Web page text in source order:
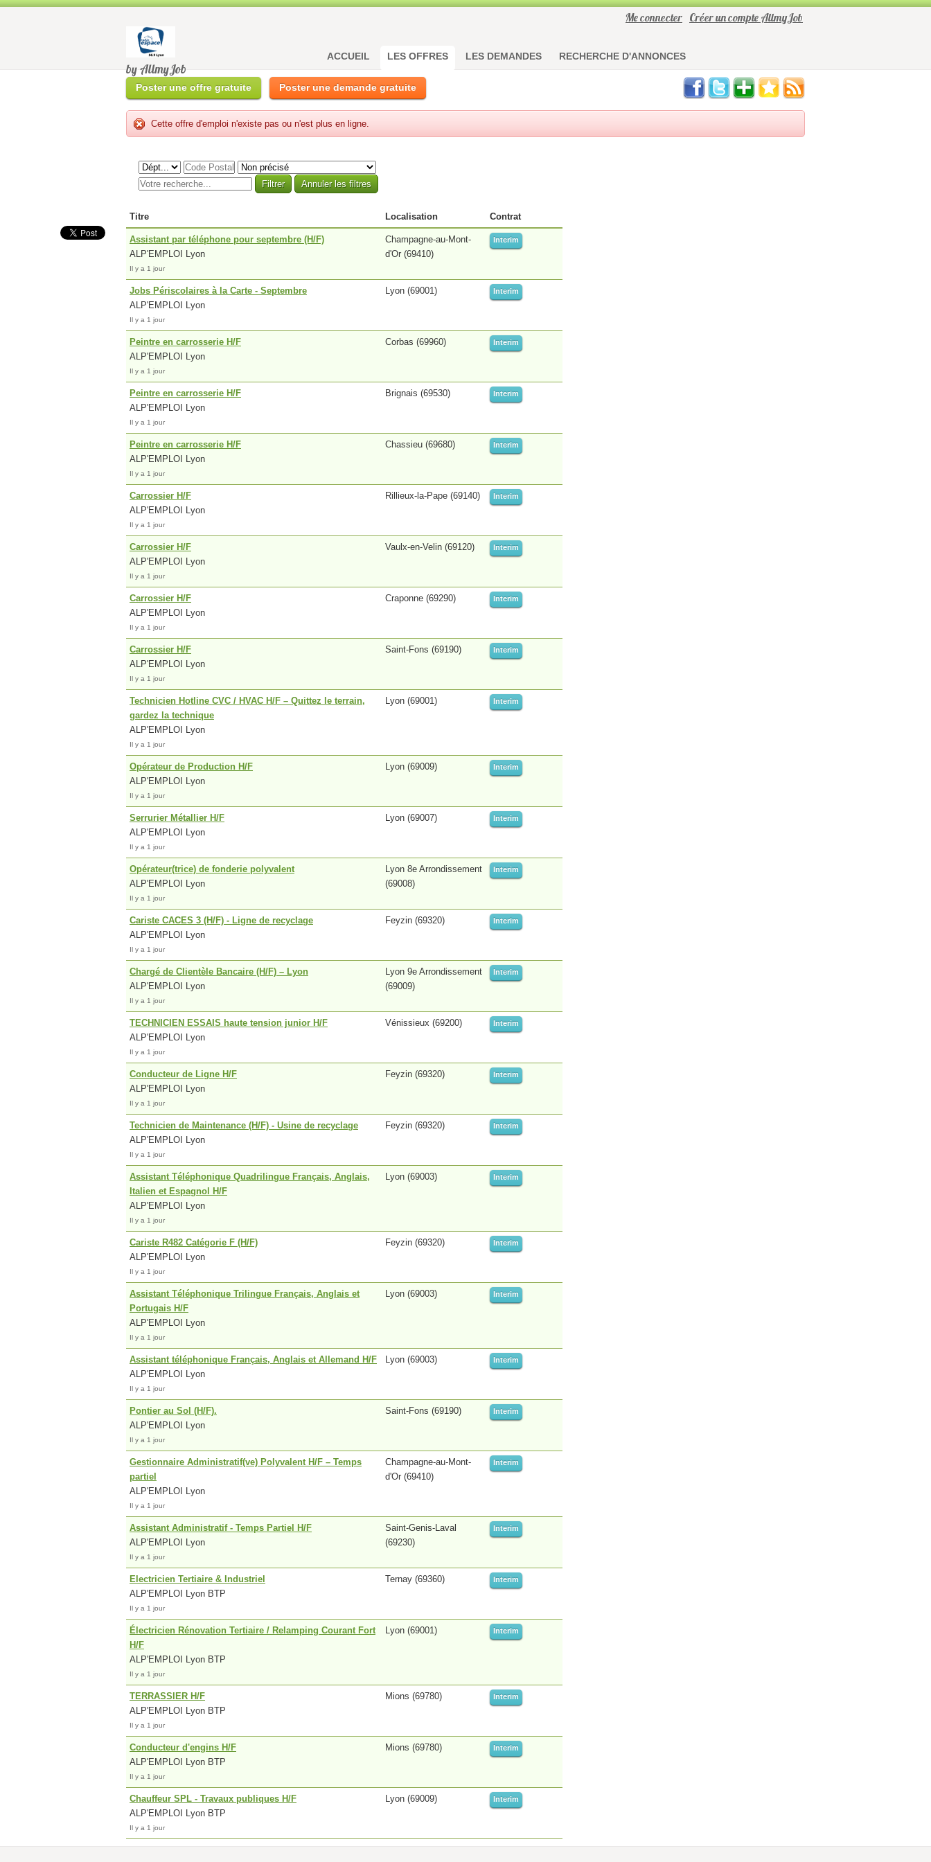
by AllmyJob
Me connecter Créer un compte AllmyJob
ACCUEIL LES OFFRES LES DEMANDES RECHERCHE D'ANNONCES
Poster une offre gratuite Poster une demande gratuite
Cette offre d'emploi n'existe pas ou n'est plus en ligne.
Titre Localisation Contrat
Assistant par téléphone pour septembre (H/F)
ALP'EMPLOI Lyon
Il y a 1 jour
Champagne-au-Mont-
d'Or (69410)
Interim
Jobs Périscolaires à la Carte - Septembre
ALP'EMPLOI Lyon
Il y a 1 jour
Lyon (69001) Interim
Peintre en carrosserie H/F
ALP'EMPLOI Lyon
Il y a 1 jour
Corbas (69960) Interim
Peintre en carrosserie H/F
ALP'EMPLOI Lyon
Il y a 1 jour
Brignais (69530) Interim
Peintre en carrosserie H/F
ALP'EMPLOI Lyon
Il y a 1 jour
Chassieu (69680) Interim
Carrossier H/F
ALP'EMPLOI Lyon
Il y a 1 jour
Rillieux-la-Pape (69140) Interim
Carrossier H/F
ALP'EMPLOI Lyon
Il y a 1 jour
Vaulx-en-Velin (69120) Interim
Carrossier H/F
ALP'EMPLOI Lyon
Il y a 1 jour
Craponne (69290) Interim
Carrossier H/F
ALP'EMPLOI Lyon
Il y a 1 jour
Saint-Fons (69190) Interim
Technicien Hotline CVC / HVAC H/F – Quittez le terrain,
gardez la technique
ALP'EMPLOI Lyon
Il y a 1 jour
Lyon (69001) Interim
Opérateur de Production H/F
ALP'EMPLOI Lyon
Il y a 1 jour
Lyon (69009) Interim
Serrurier Métallier H/F
ALP'EMPLOI Lyon
Il y a 1 jour
Lyon (69007) Interim
Opérateur(trice) de fonderie polyvalent
ALP'EMPLOI Lyon
Il y a 1 jour
Lyon 8e Arrondissement
(69008)
Interim
Cariste CACES 3 (H/F) - Ligne de recyclage
ALP'EMPLOI Lyon
Il y a 1 jour
Feyzin (69320) Interim
Chargé de Clientèle Bancaire (H/F) – Lyon
ALP'EMPLOI Lyon
Il y a 1 jour
Lyon 9e Arrondissement
(69009)
Interim
TECHNICIEN ESSAIS haute tension junior H/F
ALP'EMPLOI Lyon
Il y a 1 jour
Vénissieux (69200) Interim
Conducteur de Ligne H/F
ALP'EMPLOI Lyon
Il y a 1 jour
Feyzin (69320) Interim
Technicien de Maintenance (H/F) - Usine de recyclage
ALP'EMPLOI Lyon
Il y a 1 jour
Feyzin (69320) Interim
Assistant Téléphonique Quadrilingue Français, Anglais,
Italien et Espagnol H/F
ALP'EMPLOI Lyon
Il y a 1 jour
Lyon (69003) Interim
Cariste R482 Catégorie F (H/F)
ALP'EMPLOI Lyon
Il y a 1 jour
Feyzin (69320) Interim
Assistant Téléphonique Trilingue Français, Anglais et
Portugais H/F
ALP'EMPLOI Lyon
Il y a 1 jour
Lyon (69003) Interim
Assistant téléphonique Français, Anglais et Allemand H/F
ALP'EMPLOI Lyon
Il y a 1 jour
Lyon (69003) Interim
Pontier au Sol (H/F).
ALP'EMPLOI Lyon
Il y a 1 jour
Saint-Fons (69190) Interim
Gestionnaire Administratif(ve) Polyvalent H/F – Temps
partiel
ALP'EMPLOI Lyon
Il y a 1 jour
Champagne-au-Mont-
d'Or (69410)
Interim
Assistant Administratif - Temps Partiel H/F
ALP'EMPLOI Lyon
Il y a 1 jour
Saint-Genis-Laval
(69230)
Interim
Electricien Tertiaire & Industriel
ALP'EMPLOI Lyon BTP
Il y a 1 jour
Ternay (69360) Interim
Électricien Rénovation Tertiaire / Relamping Courant Fort
H/F
ALP'EMPLOI Lyon BTP
Il y a 1 jour
Lyon (69001) Interim
TERRASSIER H/F
ALP'EMPLOI Lyon BTP
Il y a 1 jour
Mions (69780) Interim
Conducteur d'engins H/F
ALP'EMPLOI Lyon BTP
Il y a 1 jour
Mions (69780) Interim
Chauffeur SPL - Travaux publiques H/F
ALP'EMPLOI Lyon BTP
Il y a 1 jour
Lyon (69009) Interim